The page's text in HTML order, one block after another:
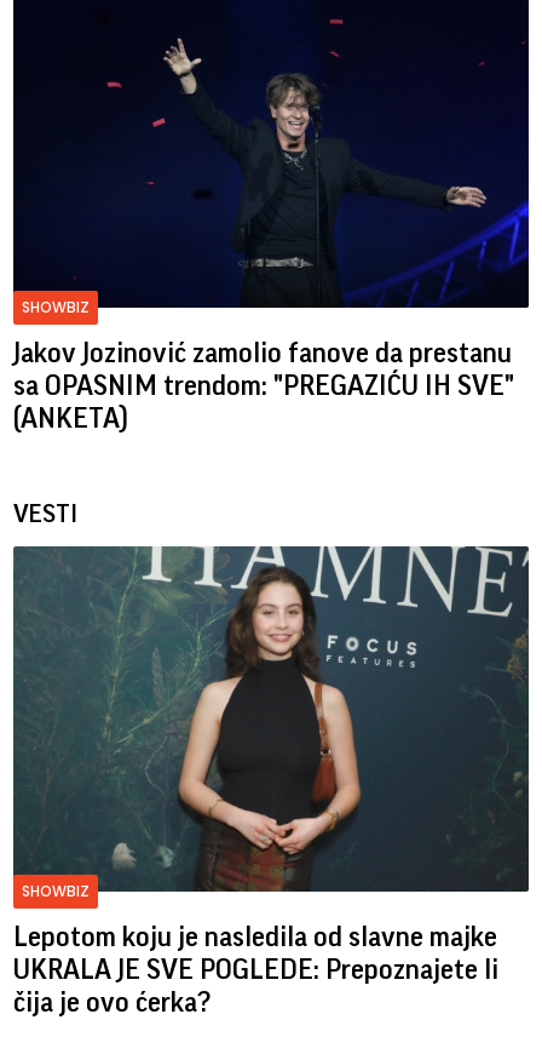
SHOWBIZ
Jakov Jozinović zamolio fanove da prestanu
sa OPASNIM trendom: "PREGAZIĆU IH SVE"
(ANKETA)
VESTI
SHOWBIZ
Lepotom koju je nasledila od slavne majke
UKRALA JE SVE POGLEDE: Prepoznajete li
čija je ovo ćerka?